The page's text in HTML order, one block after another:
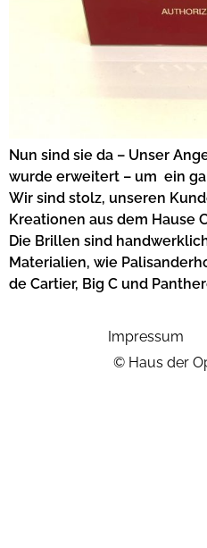
Nun sind sie da – Unser
wurde erweitert – um ein
Wir sind stolz, unseren
Kreationen aus dem Hause
Die Brillen sind
Materialien, wie
de Cartier, Big C und
Impressum
© Haus der